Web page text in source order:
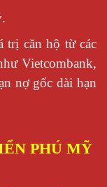
trị căn hộ từ các
Vietcombank,
nợ gốc dài hạn
PHÚ MỸ